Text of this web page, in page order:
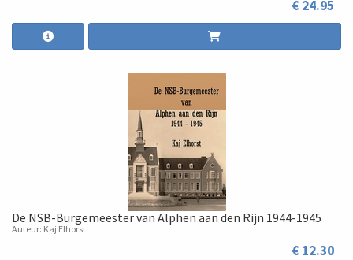
€ 24.95
De NSB-Burgemeester van Alphen aan den Rijn 1944-1945
Auteur: Kaj Elhorst
€ 12.30